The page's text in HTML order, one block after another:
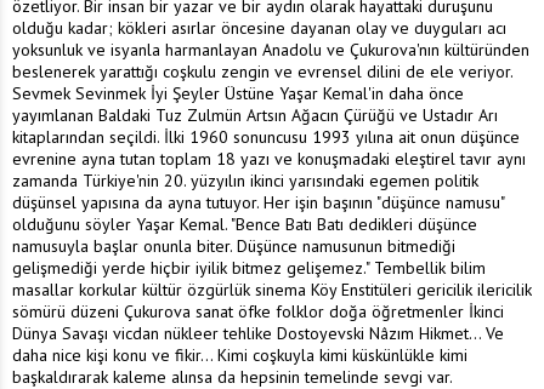
özetliyor. Bir insan bir yazar ve bir aydın olarak hayattaki duruşunu
olduğu kadar; kökleri asırlar öncesine dayanan olay ve duyguları acı
yoksunluk ve isyanla harmanlayan Anadolu ve Çukurova'nın kültüründen
beslenerek yarattığı coşkulu zengin ve evrensel dilini de ele veriyor.
Sevmek Sevinmek İyi Şeyler Üstüne Yaşar Kemal'in daha önce
yayımlanan Baldaki Tuz Zulmün Artsın Ağacın Çürüğü ve Ustadır Arı
kitaplarından seçildi. İlki 1960 sonuncusu 1993 yılına ait onun düşünce
evrenine ayna tutan toplam 18 yazı ve konuşmadaki eleştirel tavır aynı
zamanda Türkiye'nin 20. yüzyılın ikinci yarısındaki egemen politik
düşünsel yapısına da ayna tutuyor. Her işin başının "düşünce namusu"
olduğunu söyler Yaşar Kemal. "Bence Batı Batı dedikleri düşünce
namusuyla başlar onunla biter. Düşünce namusunun bitmediği
gelişmediği yerde hiçbir iyilik bitmez gelişemez." Tembellik bilim
masallar korkular kültür özgürlük sinema Köy Enstitüleri gericilik ilericilik
sömürü düzeni Çukurova sanat öfke folklor doğa öğretmenler İkinci
Dünya Savaşı vicdan nükleer tehlike Dostoyevski Nâzım Hikmet... Ve
daha nice kişi konu ve fikir... Kimi coşkuyla kimi küskünlükle kimi
başkaldırarak kaleme alınsa da hepsinin temelinde sevgi var.